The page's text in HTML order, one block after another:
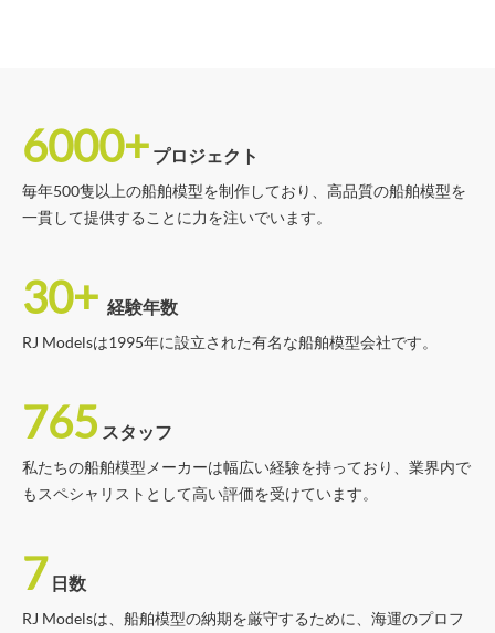
6000+ プロジェクト
毎年500隻以上の船舶模型を制作しており、高品質の船舶模型を
一貫して提供することに力を注いでいます。
30+ 経験年数
RJ Modelsは1995年に設立された有名な船舶模型会社です。
765 スタッフ
私たちの船舶模型メーカーは幅広い経験を持っており、業界内で
もスペシャリストとして高い評価を受けています。
7 日数
RJ Modelsは、船舶模型の納期を厳守するために、海運のプロフ